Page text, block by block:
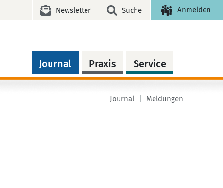
Newsletter Suche Anmelden
Journal Praxis Service
Journal Meldungen